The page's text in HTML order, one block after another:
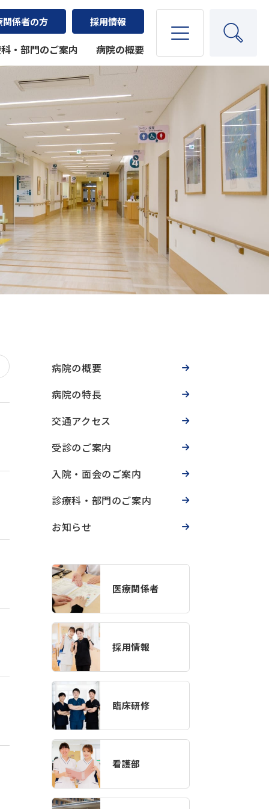
関係者の方 採用情報
・部門のご案内 病院の概要
病院の概要
病院の特長
交通アクセス
受診のご案内
入院・面会のご案内
診療科・部門のご案内
お知らせ
医療関係者
採用情報
臨床研修
看護部